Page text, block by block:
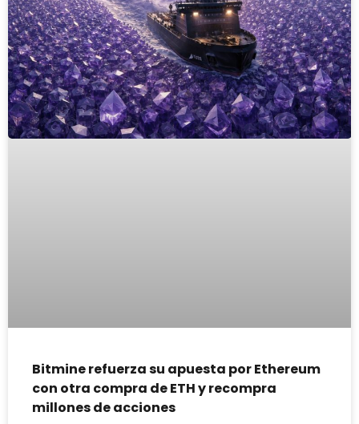
Bitmine refuerza su apuesta por Ethereum
con otra compra de ETH y recompra
millones de acciones